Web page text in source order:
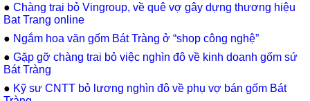
● Chàng trai bỏ Vingroup, về quê vợ gây dựng thương hiệu
Bat Trang online
● Ngắm hoa văn gốm Bát Tràng ở “shop công nghệ”
● Gặp gỡ chàng trai bỏ việc nghìn đô về kinh doanh gốm sứ
Bát Tràng
● Kỹ sư CNTT bỏ lương nghìn đô về phụ vợ bán gốm Bát